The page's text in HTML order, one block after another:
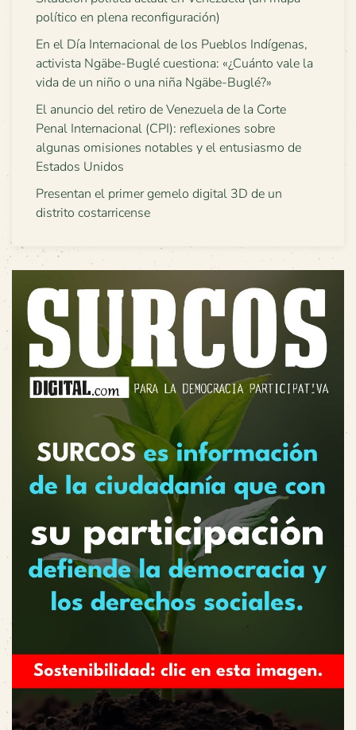
político en plena reconfiguración)
En el Día Internacional de los Pueblos Indígenas,
activista Ngäbe-Buglé cuestiona: «¿Cuánto vale la
vida de un niño o una niña Ngäbe-Buglé?»
El anuncio del retiro de Venezuela de la Corte
Penal Internacional (CPI): reflexiones sobre
algunas omisiones notables y el entusiasmo de
Estados Unidos
Presentan el primer gemelo digital 3D de un
distrito costarricense